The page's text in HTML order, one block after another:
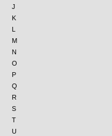
J
K
L
M
N
O
P
Q
R
S
T
U